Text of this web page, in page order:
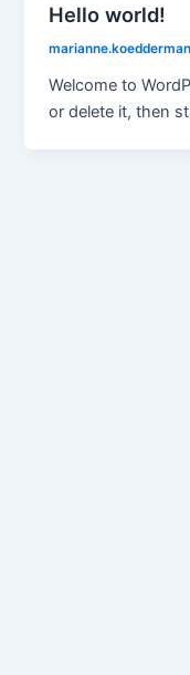
Hello world!
Welcome to
or delete it, then